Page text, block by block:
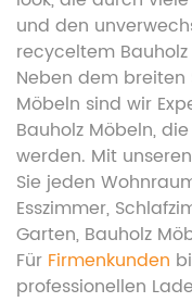
und den
recyceltem
Neben dem
Möbeln sind wir
Bauholz Möbeln,
werden. Mit
Sie jeden
Esszimmer,
Garten, Bauholz
Für Firmenkunden
professionellen